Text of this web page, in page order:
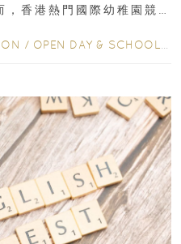
，香港熱門國際幼稚園競
/ OPEN DAY & SCHOOL EVENTS